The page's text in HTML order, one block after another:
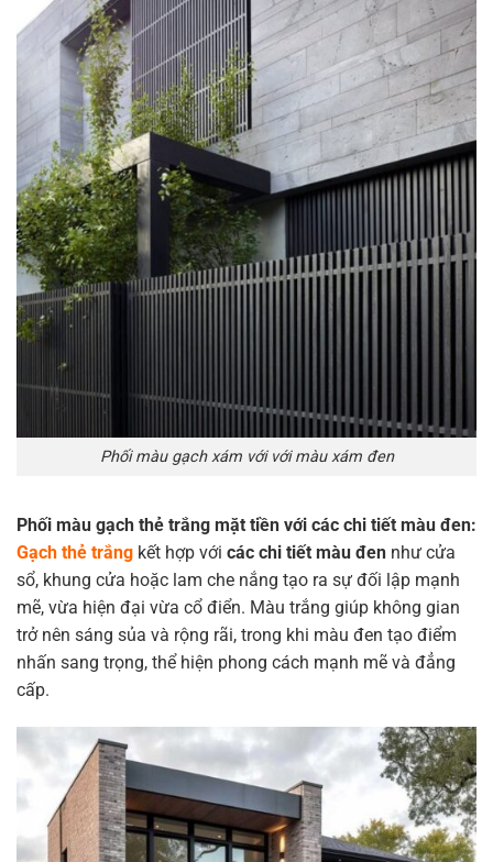
Phối màu gạch xám với với màu xám đen
Phối màu gạch thẻ trắng mặt tiền với các chi tiết màu đen:
Gạch thẻ trắng kết hợp với các chi tiết màu đen như cửa
sổ, khung cửa hoặc lam che nắng tạo ra sự đối lập mạnh
mẽ, vừa hiện đại vừa cổ điển. Màu trắng giúp không gian
trở nên sáng sủa và rộng rãi, trong khi màu đen tạo điểm
nhấn sang trọng, thể hiện phong cách mạnh mẽ và đẳng
cấp.